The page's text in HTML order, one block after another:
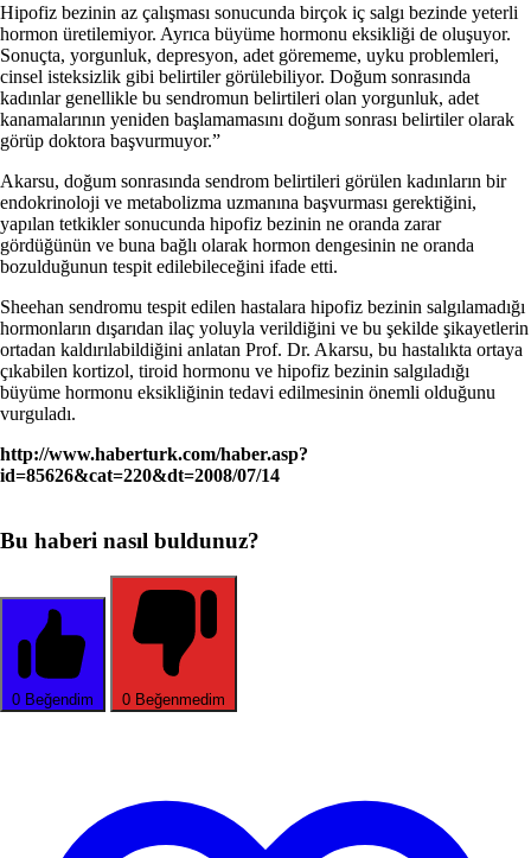
Hipofiz bezinin az çalışması sonucunda birçok iç salgı bezinde yeterli
hormon üretilemiyor. Ayrıca büyüme hormonu eksikliği de oluşuyor.
Sonuçta, yorgunluk, depresyon, adet görememe, uyku problemleri,
cinsel isteksizlik gibi belirtiler görülebiliyor. Doğum sonrasında
kadınlar genellikle bu sendromun belirtileri olan yorgunluk, adet
kanamalarının yeniden başlamamasını doğum sonrası belirtiler olarak
görüp doktora başvurmuyor.”
Akarsu, doğum sonrasında sendrom belirtileri görülen kadınların bir
endokrinoloji ve metabolizma uzmanına başvurması gerektiğini,
yapılan tetkikler sonucunda hipofiz bezinin ne oranda zarar
gördüğünün ve buna bağlı olarak hormon dengesinin ne oranda
bozulduğunun tespit edilebileceğini ifade etti.
Sheehan sendromu tespit edilen hastalara hipofiz bezinin salgılamadığı
hormonların dışarıdan ilaç yoluyla verildiğini ve bu şekilde şikayetlerin
ortadan kaldırılabildiğini anlatan Prof. Dr. Akarsu, bu hastalıkta ortaya
çıkabilen kortizol, tiroid hormonu ve hipofiz bezinin salgıladığı
büyüme hormonu eksikliğinin tedavi edilmesinin önemli olduğunu
vurguladı.
http://www.haberturk.com/haber.asp?
id=85626&cat=220&dt=2008/07/14
Bu haberi nasıl buldunuz?
0 Beğendim 0 Beğenmedim